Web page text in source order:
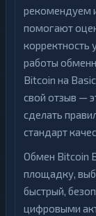
рекомендуем
помогают
корректность
работы
Bitcoin на
свой отзыв —
сделать
стандарт
Обмен Bitcoin
площадку,
быстрый,
цифровыми